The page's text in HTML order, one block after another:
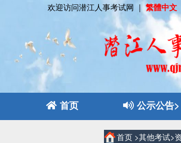
欢迎访问潜江人事考试网 ｜ 繁體中文
首页 公示公告>
首页 >其他考试>